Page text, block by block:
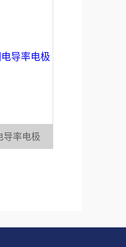
导率电极